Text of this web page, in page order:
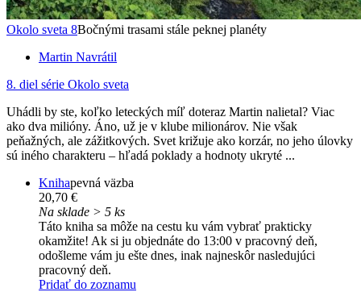
Okolo sveta 8Bočnými trasami stále peknej planéty
Martin Navrátil
8. diel série Okolo sveta
Uhádli by ste, koľko leteckých míľ doteraz Martin nalietal? Viac
ako dva milióny. Áno, už je v klube milionárov. Nie však
peňažných, ale zážitkových. Svet križuje ako korzár, no jeho úlovky
sú iného charakteru – hľadá poklady a hodnoty ukryté ...
Knihapevná väzba
20,70 €
Na sklade > 5 ks
Táto kniha sa môže na cestu ku vám vybrať prakticky
okamžite! Ak si ju objednáte do 13:00 v pracovný deň,
odošleme vám ju ešte dnes, inak najneskôr nasledujúci
pracovný deň.
Pridať do zoznamu